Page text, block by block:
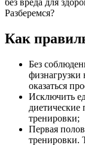
Разберемся?
Как
Без
физнагрузки
оказаться
Исключить
диетические
тренировки;
Первая
тренировки.